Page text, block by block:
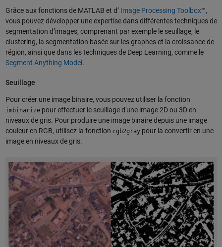
Grâce aux fonctions de MATLAB et d’ Image Processing Toolbox™,
vous pouvez développer une expertise dans différentes techniques de
segmentation d’images, comprenant par exemple le seuillage, le
clustering, la segmentation basée sur les graphes et la croissance de
région, ainsi que dans les techniques de Deep Learning, comme le
Segment Anything Model .
Seuillage
Pour créer une image binaire, vous pouvez utiliser la fonction
imbinarizepour effectuer le seuillage d'une image 2D ou 3D en
niveaux de gris. Pour produire une image binaire depuis une image
couleur en RGB, utilisez la fonction rgb2graypour la convertir en une
image en niveaux de gris.